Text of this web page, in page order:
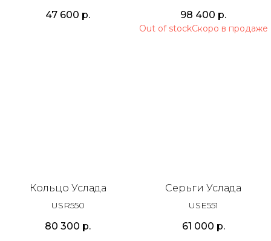
47 600 р. 98 400 р.
Out of stock
Кольцо Услада
USR550
80 300 р.
Серьги Услада
USE551
61 000 р.